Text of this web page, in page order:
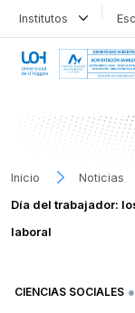
Institutos
Inicio
Noticias
Día del trabajador:
laboral
CIENCIAS SOCIALES